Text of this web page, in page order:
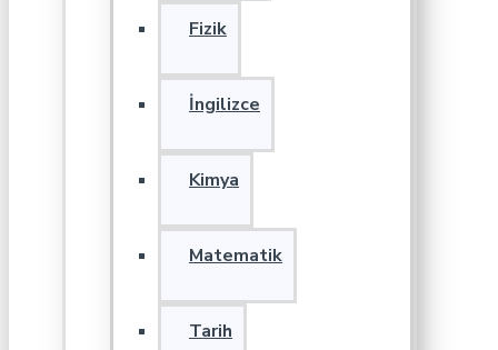
Fizik
İngilizce
Kimya
Matematik
Tarih